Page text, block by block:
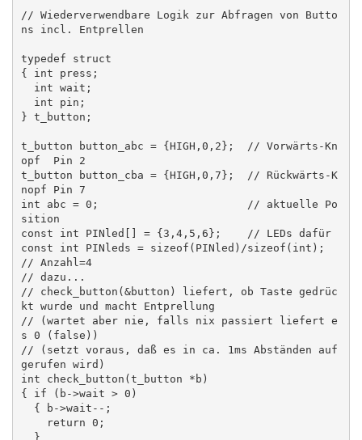
// Wiederverwendbare Logik zur Abfragen von Butto
ns incl. Entprellen
typedef struct
{ int press;
} t_button;
t_button button_abc = {HIGH,0,2};  // Vorwärts-Kn
opf  Pin 2
t_button button_cba = {HIGH,0,7};  // Rückwärts-K
nopf Pin 7
int abc = 0;                       // aktuelle Po
sition
const int PINled[] = {3,4,5,6};    // LEDs dafür
const int PINleds = sizeof(PINled)/sizeof(int);
// Anzahl=4
// dazu...
// check_button(&button) liefert, ob Taste gedrüc
kt wurde und macht Entprellung
// (wartet aber nie, falls nix passiert liefert e
s 0 (false))
// (setzt voraus, daß es in ca. 1ms Abständen auf
gerufen wird)
int check_button(t_button *b)
{ if (b->wait > 0)